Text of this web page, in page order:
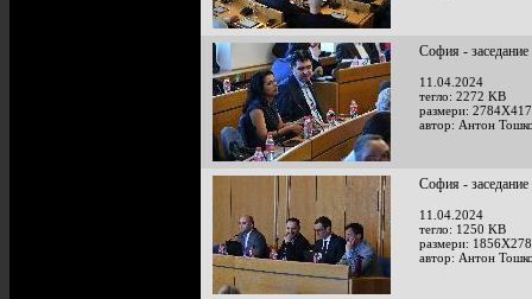
София -
11.04.2024
тегло: 2272 KB
размери:
автор: Антон
София -
11.04.2024
тегло: 1250 KB
размери:
автор: Антон